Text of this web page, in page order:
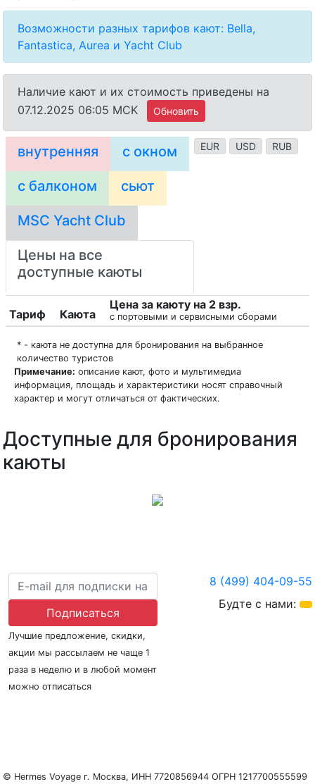
Возможности разных тарифов кают: Bella,
Fantastica, Aurea и Yacht Club
Наличие кают и их стоимость приведены на
07.12.2025 06:05 MCK
Обновить
EUR USD RUB
внутренняя с окном
с балконом сьют
MSC Yacht Club
Цены на все
доступные каюты
Тариф Каюта
Цена за каюту на 2 взр.
с портовыми и сервисными сборами
* - каюта не доступна для бронирования на выбранное
количество туристов
Примечание: описание кают, фото и мультимедиа
информация, площадь и характеристики носят справочный
характер и могут отличаться от фактических.
Доступные для бронирования
каюты
© Hermes Voyage г. Москва, ИНН 7720856944 ОГРН 1217700555599
Подписаться
Лучшие предложение, скидки,
акции мы рассылаем не чаще 1
раза в неделю и в любой момент
можно отписаться
8 (499) 404-09-55
Будте с нами: